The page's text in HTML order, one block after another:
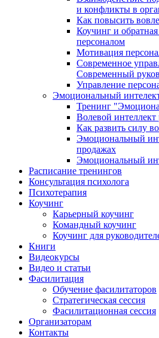
и конфликты в
Как повысить
Коучинг и
персоналом
Мотивация
Современное
Современный
Управление
Эмоциональный
Тренинг
Волевой интеллект
Как развить силу
Эмоциональный
продажах
Эмоциональный
Расписание тренингов
Консультация психолога
Психотерапия
Коучинг
Карьерный коучинг
Командный коучинг
Коучинг для
Книги
Видеокурсы
Видео и статьи
Фасилитация
Обучение фасилитаторов
Стратегическая сессия
Фасилитационная сессия
Организаторам
Контакты